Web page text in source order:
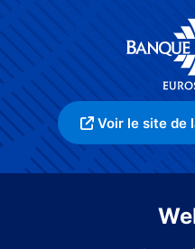
Voir le site de